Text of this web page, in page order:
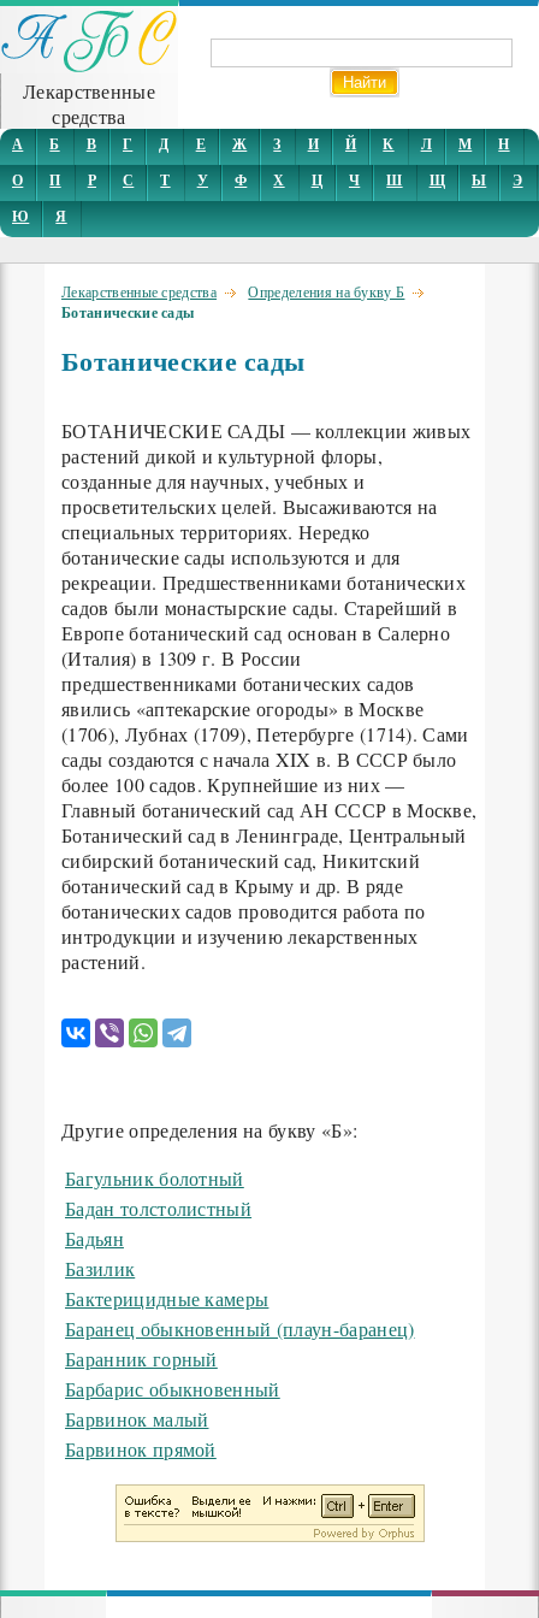
Лекарственные
средства
А Б В Г Д Е Ж З И Й К Л М
Н
О
П Р С Т У Ф Х Ц Ч Ш Щ Ы
Э
Ю
Я
Лекарственные средства Определения на букву Б
Ботанические сады
Ботанические сады
БОТАНИЧЕСКИЕ САДЫ — коллекции живых
растений дикой и культурной флоры,
созданные для научных, учебных и
просветительских целей. Высаживаются на
специальных территориях. Нередко
ботанические сады используются и для
рекреации. Предшественниками ботанических
садов были монастырские сады. Старейший в
Европе ботанический сад основан в Салерно
(Италия) в 1309 г. В России
предшественниками ботанических садов
явились «аптекарские огороды» в Москве
(1706), Лубнах (1709), Петербурге (1714). Сами
сады создаются с начала XIX в. В СССР было
более 100 садов. Крупнейшие из них —
Главный ботанический сад АН СССР в Москве,
Ботанический сад в Ленинграде, Центральный
сибирский ботанический сад, Никитский
ботанический сад в Крыму и др. В ряде
ботанических садов проводится работа по
интродукции и изучению лекарственных
растений.
Другие определения на букву «Б»:
Багульник болотный
Бадан толстолистный
Бадьян
Базилик
Бактерицидные камеры
Баранец обыкновенный (плаун-баранец)
Баранник горный
Барбарис обыкновенный
Барвинок малый
Барвинок прямой